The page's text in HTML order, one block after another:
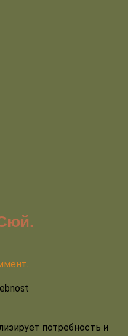
потребность и